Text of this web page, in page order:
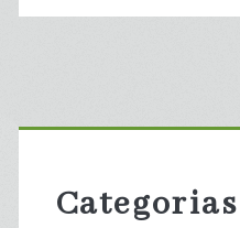
Primary
Sidebar
Categorias